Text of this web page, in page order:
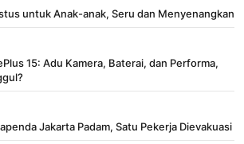
untuk Anak-anak, Seru dan Menyenangkan
15: Adu Kamera, Baterai, dan Performa,
Jakarta Padam, Satu Pekerja Dievakuasi